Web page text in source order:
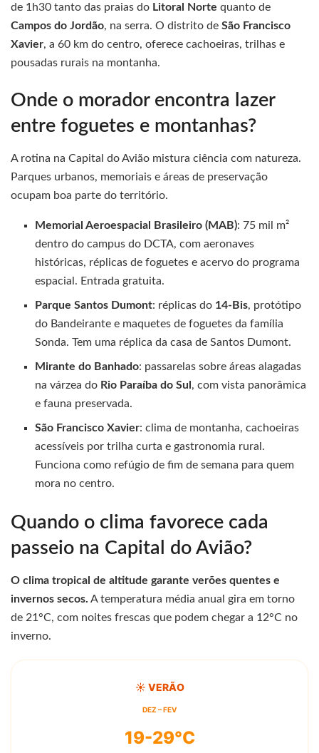
de 1h30 tanto das praias do Litoral Norte quanto de
Campos do Jordão, na serra. O distrito de São Francisco
Xavier, a 60 km do centro, oferece cachoeiras, trilhas e
pousadas rurais na montanha.
Onde o morador encontra lazer
entre foguetes e montanhas?
A rotina na Capital do Avião mistura ciência com natureza.
Parques urbanos, memoriais e áreas de preservação
ocupam boa parte do território.
Memorial Aeroespacial Brasileiro (MAB): 75 mil m²
dentro do campus do DCTA, com aeronaves
históricas, réplicas de foguetes e acervo do programa
espacial. Entrada gratuita.
Parque Santos Dumont: réplicas do 14-Bis, protótipo
do Bandeirante e maquetes de foguetes da família
Sonda. Tem uma réplica da casa de Santos Dumont.
Mirante do Banhado: passarelas sobre áreas alagadas
na várzea do Rio Paraíba do Sul , com vista panorâmica
e fauna preservada.
São Francisco Xavier: clima de montanha, cachoeiras
acessíveis por trilha curta e gastronomia rural.
Funciona como refúgio de fim de semana para quem
mora no centro.
Quando o clima favorece cada
passeio na Capital do Avião?
O clima tropical de altitude garante verões quentes e
invernos secos. A temperatura média anual gira em torno
de 21°C, com noites frescas que podem chegar a 12°C no
inverno.
☀️ VERÃO
DEZ – FEV
19-29°C